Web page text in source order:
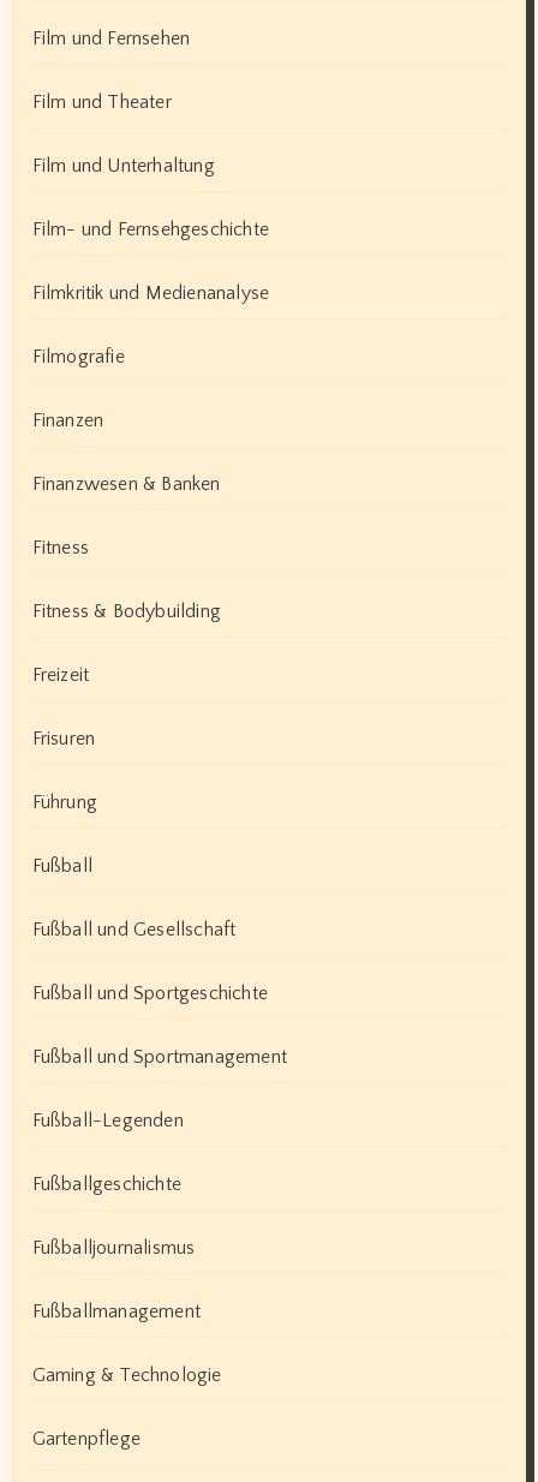
Film und Fernsehen
Film und Theater
Film und Unterhaltung
Film- und Fernsehgeschichte
Filmkritik und Medienanalyse
Filmografie
Finanzen
Finanzwesen & Banken
Fitness
Fitness & Bodybuilding
Freizeit
Frisuren
Führung
Fußball
Fußball und Gesellschaft
Fußball und Sportgeschichte
Fußball und Sportmanagement
Fußball-Legenden
Fußballgeschichte
Fußballjournalismus
Fußballmanagement
Gaming & Technologie
Gartenpflege